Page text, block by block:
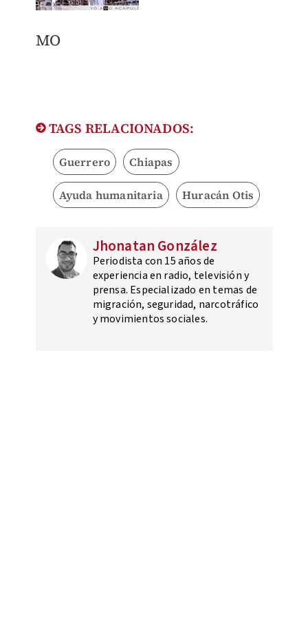
MO
TAGS RELACIONADOS:
Guerrero Chiapas
Ayuda humanitaria Huracán Otis
Jhonatan González
Periodista con 15 años de
experiencia en radio, televisión y
prensa. Especializado en temas de
migración, seguridad, narcotráfico
y movimientos sociales.